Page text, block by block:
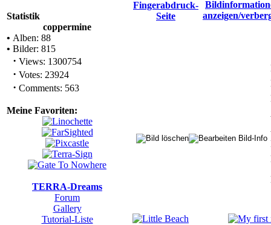
Statistik
coppermine
• Alben: 88
• Bilder: 815
· Views: 1300754
· Votes: 23924
· Comments: 563
Meine Favoriten:
TERRA-Dreams
Forum
Gallery
Tutorial-Liste